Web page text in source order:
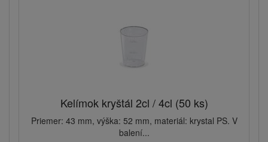
Kelímok kryštál 2cl / 4cl (50 ks)
Priemer: 43 mm, výška: 52 mm, materiál: krystal PS. V
balení...